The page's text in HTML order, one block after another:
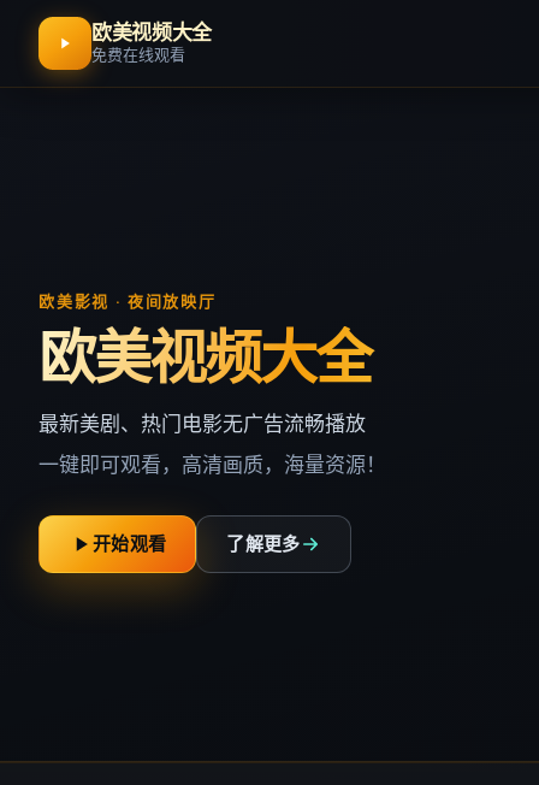
欧美视频大全
免费在线观看
欧美影视 · 夜间放映厅
欧美视频大全
最新美剧、热门电影无广告流畅播放
一键即可观看，高清画质，海量资源！
开始观看 了解更多